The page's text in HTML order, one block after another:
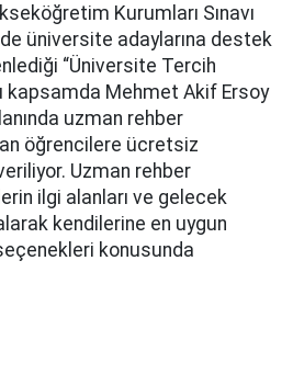
Kurumları Sınavı
üniversite adaylarına destek
“Üniversite Tercih
kapsamda Mehmet Akif Ersoy
uzman rehber
öğrencilere ücretsiz
Uzman rehber
ilgi alanları ve gelecek
kendilerine en uygun
konusunda